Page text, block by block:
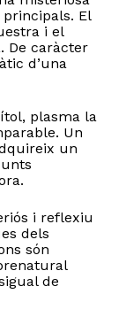
cistella.
El
i el
De caràcter
d’una
plasma la
Un
un
i reflexiu
dels
són
de